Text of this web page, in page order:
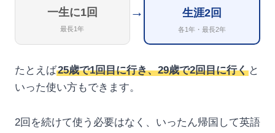
一生に1回
最長1年
→ 生涯2回
各1年・最長2年
たとえば25歳で1回目に行き、29歳で2回目に行くと
いった使い方もできます。
2回を続けて使う必要はなく、いったん帰国して英語